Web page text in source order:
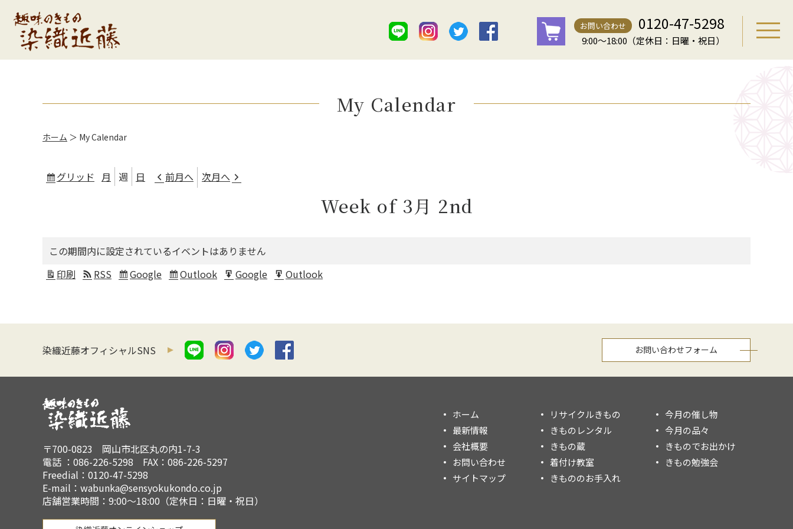
お問い合わせ 0120-47-5298
9:00～18:00（定休日：日曜・祝日）
My Calendar
ホーム ＞ My Calendar
グリッド 表
月 週 日 前月へ 次月へ
Week of 3月 2nd
この期間内に設定されているイベントはありません
印刷 表 RSS
Subscribe
Google
Subscribe
Outlook
Export
Google
Export
Outlook
染織近藤オフィシャルSNS お問い合わせフォーム
〒700-0823 岡山市北区丸の内1-7-3
電話 ：086-226-5298 FAX：086-226-5297
Freedial：0120-47-5298
E-mail：wabunka@sensyokukondo.co.jp
店舗営業時間：9:00～18:00（定休日：日曜・祝日）
ホーム
最新情報
会社概要
お問い合わせ
サイトマップ
リサイクルきもの
きものレンタル
きもの蔵
着付け教室
きもののお手入れ
今月の催し物
今月の品々
きものでお出かけ
きもの勉強会